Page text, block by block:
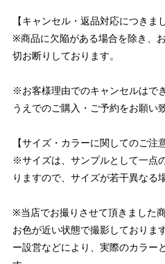
【キャンセル・返品対応につきま
※商品に欠陥がある場合を除き、
切お断りしております。
※お客様理由でのキャンセルはで
うえでのご購入・ご予約をお願い
【サイズ・カラーに関してのご注意
※サイズは、サンプルとして一点
りますので、サイズが若干異なる
※当店でお撮りさせて頂きました
お色が近い状態で撮影しておりま
ー設営などにより、実際のカラー